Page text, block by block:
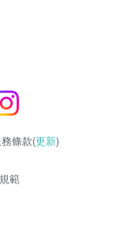
條款(更新)
範